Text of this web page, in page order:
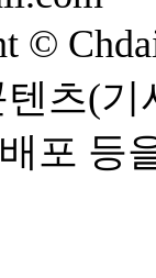
©
츠(
포 등